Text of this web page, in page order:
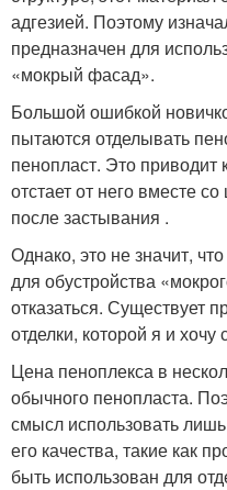
адгезией. Поэтому
предназначен для
«мокрый фасад».
Большой ошибкой
пытаются отделывать
пенопласт. Это приводит
отстает от него вместе
после застывания .
Однако, это не значит,
для обустройства
отказаться. Существует
отделки, которой я и хочу
Цена пеноплекса в
обычного пенопласта.
смысл использовать
его качества, такие как
быть использован для